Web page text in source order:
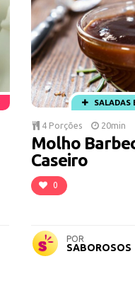
SALADAS
4 Porções 20min
Molho
Caseiro
0
POR
SABOROSOS